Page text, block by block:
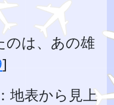
のは、あの雄
]
：地表から見上